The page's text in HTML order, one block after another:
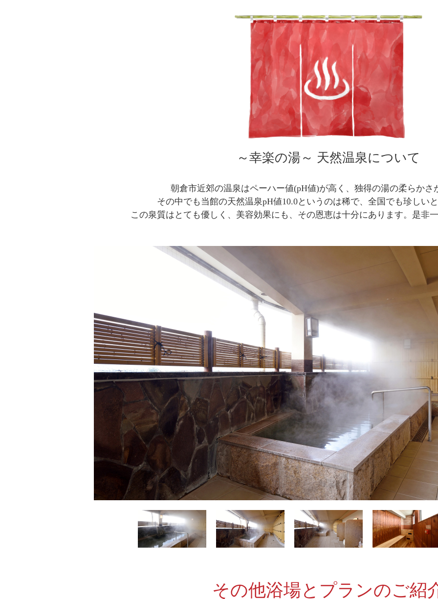
～幸楽の湯～ 天然温泉について
朝倉市近郊の温泉はペーハー値(pH値)が高く、独得の湯の柔らかさ
その中でも当館の天然温泉pH値10.0というのは稀で、全国でも珍しい
この泉質はとても優しく、美容効果にも、その恩恵は十分にあります。是非
その他浴場とプランのご紹